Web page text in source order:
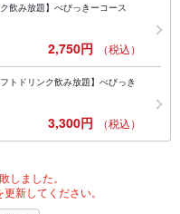
飲み放題】べびっきーコース
2,750円 （税込）
トドリンク飲み放題】べびっき
3,300円 （税込）
しました。
新してください。